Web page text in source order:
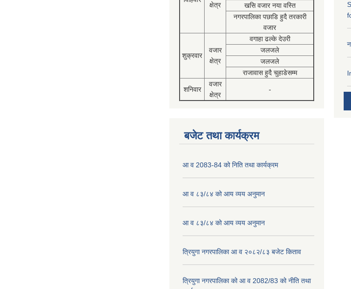
क्षेत्र
खसि वजार नया वस्ति
नगरपालिका पछाडि हुदै तरकारी
वजार
शुक्रवार
वजार
क्षेत्र
वगाहा ढल्के देउरी
जलजले
जलजले
राजावास हुदै चुहाडेसम्म
शनिवार
वजार
क्षेत्र
-
बजेट तथा कार्यक्रम
आ व 2083-84 को निति तथा कार्यक्रम
आ व ८३/८४ को आय व्यय अनुमान
आ व ८३/८४ को आय व्यय अनुमान
त्रियुगा नगरपालिका आ व २०८२/८३ बजेट किताव
त्रियुगा नगरपालिका को आ व 2082/83 को नीति तथा